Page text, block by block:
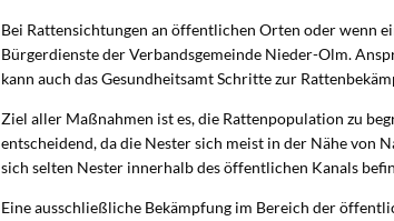
Bei Rattensichtungen an öffentlichen Orten oder wenn
Bürgerdienste der Verbandsgemeinde Nieder-Olm.
kann auch das Gesundheitsamt Schritte zur
Ziel aller Maßnahmen ist es, die Rattenpopulation zu
entscheidend, da die Nester sich meist in der Nähe von
sich selten Nester innerhalb des öffentlichen Kanals
Eine ausschließliche Bekämpfung im Bereich der